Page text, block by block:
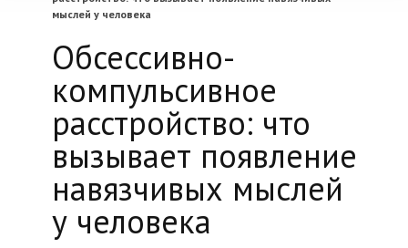
мыслей у человека
Обсессивно-
компульсивное
расстройство: что
вызывает появление
навязчивых мыслей
у человека